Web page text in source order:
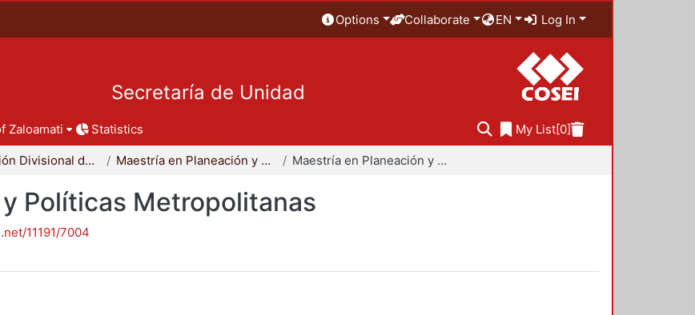
Options Collaborate EN Log In
Secretaría de Unidad
Zaloamati Statistics My List[0]
Coordinación Divisional de Posgrado Maestría en Planeación y Políticas Metropolitanas Maestría en Planeación y Políticas Metropolitanas
Políticas Metropolitanas
11191/7004